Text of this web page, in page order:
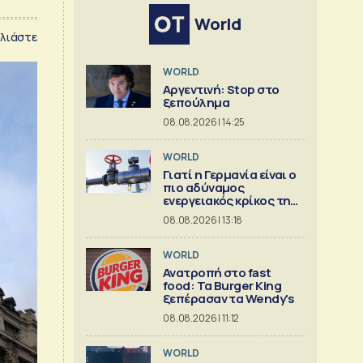
World
WORLD
Αργεντινή: Stop στο
ξεπούλημα
08.08.2026 | 14:25
WORLD
Γιατί η Γερμανία είναι ο
πιο αδύναμος
ενεργειακός κρίκος της
Ευρώπης
08.08.2026 | 13:18
WORLD
Ανατροπή στο fast
food: Τα Burger King
ξεπέρασαν τα Wendy's
08.08.2026 | 11:12
WORLD